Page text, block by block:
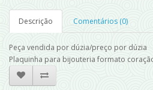
Descrição Comentários (0)
Peça vendida por dúzia/preço por dúzia
Plaquinha para bijouteria formato